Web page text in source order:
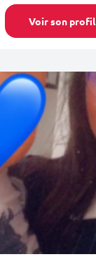
Voir son profil